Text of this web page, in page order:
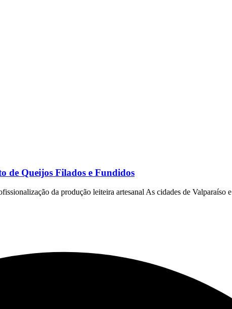
de Queijos Filados e Fundidos
da produção leiteira artesanal As cidades de Valparaíso e